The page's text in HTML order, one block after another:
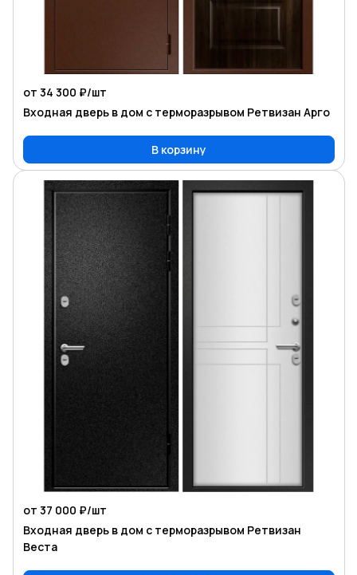
от 34 300 ₽/шт
Входная дверь в дом с терморазрывом Ретвизан Арго
В корзину
от 37 000 ₽/шт
Входная дверь в дом с терморазрывом Ретвизан
Веста